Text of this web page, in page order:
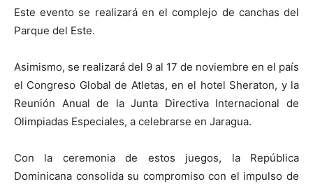
Este evento se realizará en el complejo de canchas del
Parque del Este.
Asimismo, se realizará del 9 al 17 de noviembre en el país
el Congreso Global de Atletas, en el hotel Sheraton, y la
Reunión Anual de la Junta Directiva Internacional de
Olimpiadas Especiales, a celebrarse en Jaragua.
Con la ceremonia de estos juegos, la República
Dominicana consolida su compromiso con el impulso de